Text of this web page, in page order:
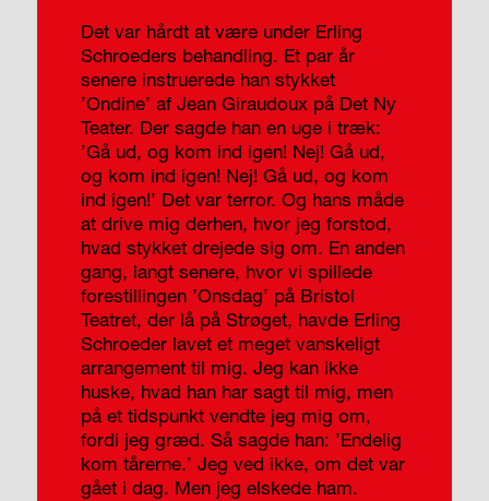
Det var hårdt at være under Erling
Schroe­ders behandling. Et par år
senere instruerede han stykket
’Ondine’ af Jean Giraudoux på Det Ny
Teater. Der sagde han en uge i træk:
’Gå ud, og kom ind igen! Nej! Gå ud,
og kom ind igen! Nej! Gå ud, og kom
ind igen!’ Det var terror. Og hans måde
at drive mig derhen, hvor jeg forstod,
hvad stykket drejede sig om. En anden
gang, langt senere, hvor vi spillede
forestillingen ’Onsdag’ på Bristol
Teatret, der lå på Strøget, havde Erling
Schroeder lavet et meget vanskeligt
arrangement til mig. Jeg kan ikke
huske, hvad han har sagt til mig, men
på et tidspunkt vendte jeg mig om,
fordi jeg græd. Så sagde han: ’Endelig
kom tårerne.’ Jeg ved ikke, om det var
gået i dag. Men jeg elskede ham.